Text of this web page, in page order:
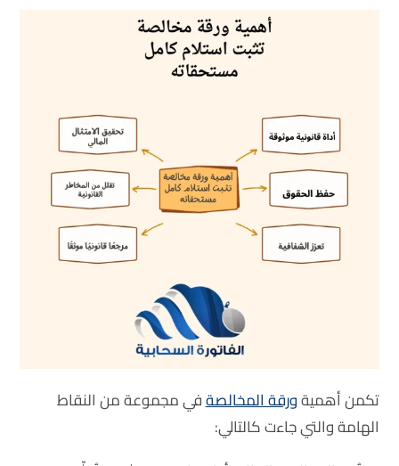
تكمن أهميةورقة المخالصةفي مجموعة من النقاط
الهامة والتي جاءت كالتالي: